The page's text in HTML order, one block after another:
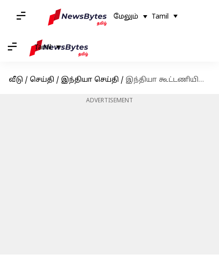
மேலும் Tamil
Tamil
வீடு / செய்தி / இந்தியா செய்தி / இந்தியா கூட்டணியின் தலைவராக மல்லிகார்ஜுன் கார்கே தேர்வு
ADVERTISEMENT